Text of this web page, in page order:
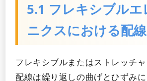
5.1 フレキシブルエ
ニクスにおける配線
フレキシブルまたはストレッチャ
配線は繰り返しの曲げとひずみ